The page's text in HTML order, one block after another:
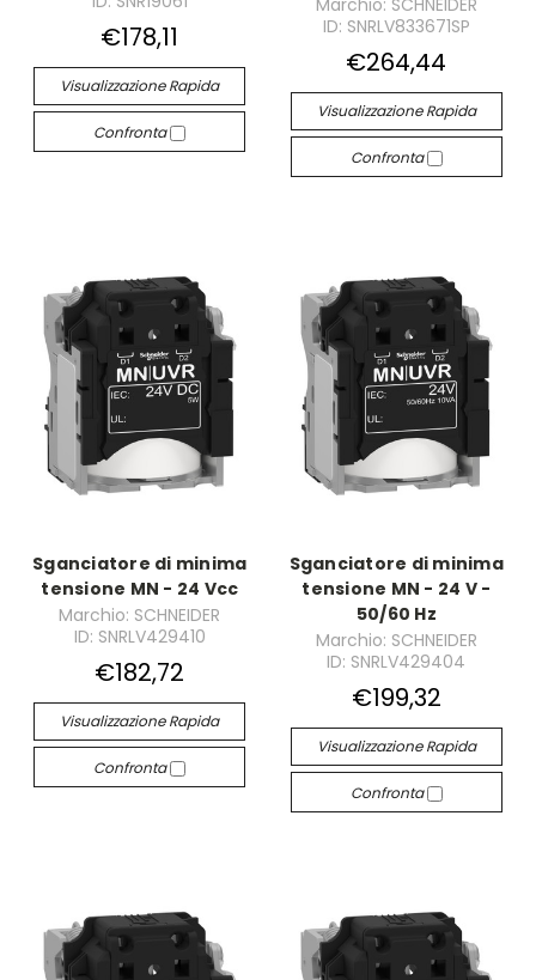
€178,11
Visualizzazione Rapida
Confronta
Marchio: SCHNEIDER
ID: SNRLV833671SP
€264,44
Visualizzazione Rapida
Confronta
Sganciatore di minima
tensione MN - 24 Vcc
Marchio: SCHNEIDER
ID: SNRLV429410
€182,72
Visualizzazione Rapida
Confronta
Sganciatore di minima
tensione MN - 24 V -
50/60 Hz
Marchio: SCHNEIDER
ID: SNRLV429404
€199,32
Visualizzazione Rapida
Confronta